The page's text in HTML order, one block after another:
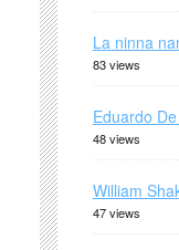
La ninna
83 views
Eduardo
48 views
William
47 views